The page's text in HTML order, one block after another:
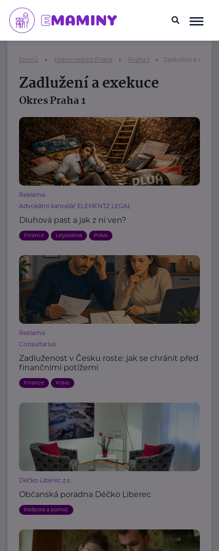
Domů Hlavní město Praha Praha 1 Zadlužení a
Zadlužení a exekuce
Okres Praha 1
Reklama
Advokátní kancelář ELEMENTZ LEGAL
Dluhová past a jak z ní ven?
Finance Legislativa Právo
Reklama
Consultarius
Zadluženost v Česku roste: jak se chránit před
finančními potížemi
Finance Právo
Déčko Liberec z.s.
Občanská poradna Déčko Liberec
Podpora a pomoc